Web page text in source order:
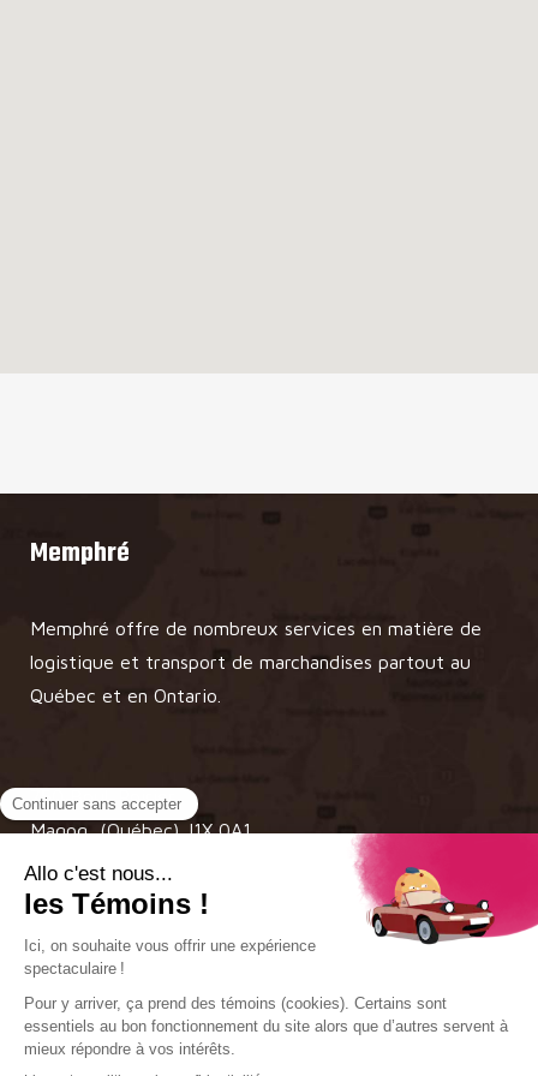
Memphré
Memphré offre de nombreux services en matière de
logistique et transport de marchandises partout au
Québec et en Ontario.
750 Boul. Poirier,
Magog, (Québec) J1X 0A1
1 888 868-1584
Transport
Entreposage et manutention